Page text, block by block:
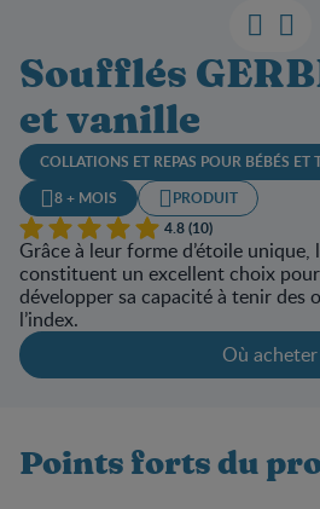
Soufflés
et vanille
COLLATIONS ET REPAS POUR BÉBÉS ET
8 + MOIS
PRODUIT
4.8 (10)
Grâce à leur forme d’étoile unique,
constituent un excellent choix
développer sa capacité à tenir des
l’index.
Où acheter
Points forts du